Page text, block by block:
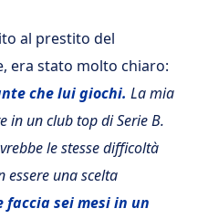
al prestito del
era stato molto chiaro:
che lui giochi. La mia
in un club top di Serie B.
le stesse difficoltà
essere una scelta
faccia sei mesi in un